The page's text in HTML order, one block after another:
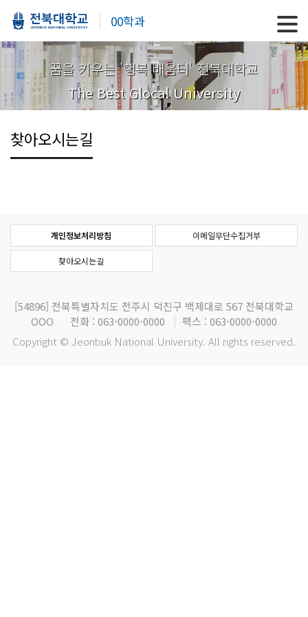
00학과
꿈을 키우는 '행복 배움터' 전북대학교
The Best Glocal University
찾아오시는길
개인정보처리방침 이메일무단수집거부
찾아오시는길
[54896] 전북특별자치도 전주시 덕진구 백제대로 567 전북대학교
OOO
전화 : 063-0000-0000
팩스 : 063-0000-0000
Copyright © Jeonbuk National University. All rights reserved.